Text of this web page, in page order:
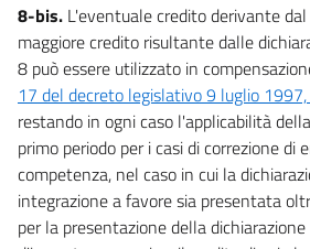
8-bis. L'eventuale credito derivante
maggiore credito risultante dalle
8 può essere utilizzato in
17 del decreto legislativo 9 luglio
restando in ogni caso l'applicabilità
primo periodo per i casi di correzione di
competenza, nel caso in cui la
integrazione a favore sia presentata
per la presentazione della